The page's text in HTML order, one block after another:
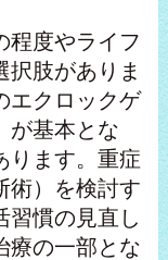
程度やライフ
択肢がありま
エクロックゲ
が基本とな
ります。重症
術）を検討す
習慣の見直し
療の一部とな